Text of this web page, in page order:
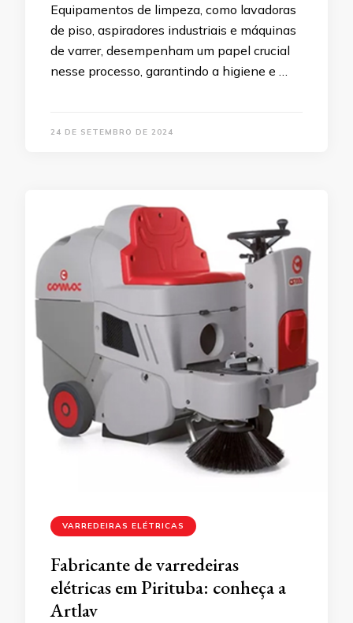
Equipamentos de limpeza, como lavadoras
de piso, aspiradores industriais e máquinas
de varrer, desempenham um papel crucial
nesse processo, garantindo a higiene e …
24 DE SETEMBRO DE 2024
VARREDEIRAS ELÉTRICAS
Fabricante de varredeiras
elétricas em Pirituba: conheça a
Artlav